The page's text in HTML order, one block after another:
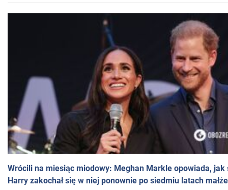
Wrócili na miesiąc miodowy: Meghan Markle opowiada, jak
Harry zakochał się w niej ponownie po siedmiu latach